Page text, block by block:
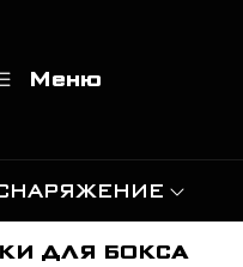
Меню
ДЛЯ БОКСА